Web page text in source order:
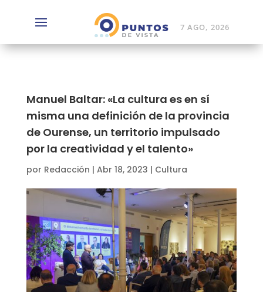
7 AGO, 2026
Manuel Baltar: «La cultura es en sí
misma una definición de la provincia
de Ourense, un territorio impulsado
por la creatividad y el talento»
por Redacción | Abr 18, 2023 | Cultura